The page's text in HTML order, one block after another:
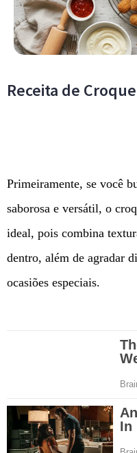
Receita de
Primeiramente, se você
saborosa e versátil, o
ideal, pois combina
dentro, além de agradar
ocasiões especiais.